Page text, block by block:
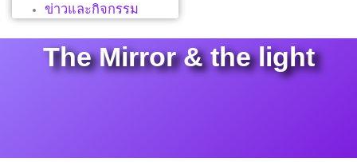
ข่าวและกิจกรรม
The Mirror & the light